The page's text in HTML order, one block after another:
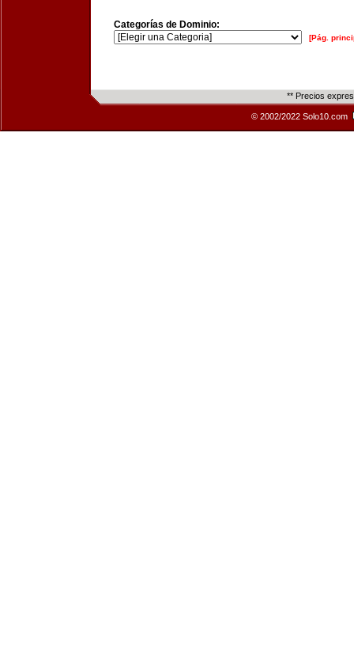
Categorías de Dominio:
[Pág.
** Precios
© 2002/2022 Solo10.com